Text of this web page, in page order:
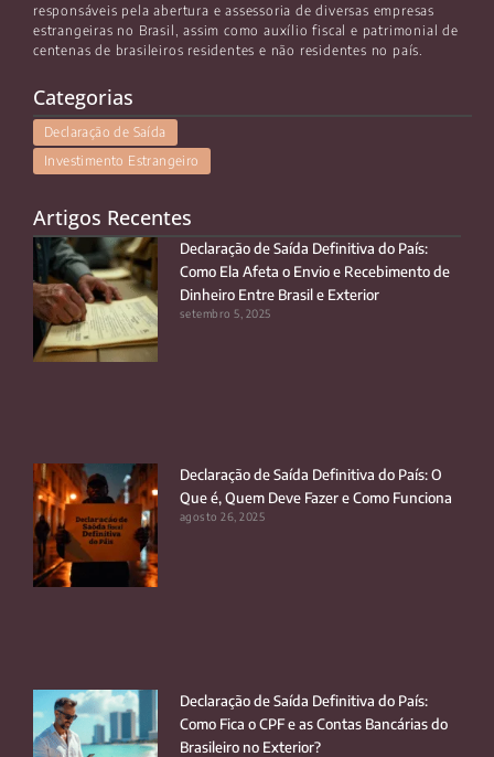
responsáveis pela abertura e assessoria de diversas empresas
estrangeiras no Brasil, assim como auxílio fiscal e patrimonial de
centenas de brasileiros residentes e não residentes no país.
Categorias
Declaração de Saída
Investimento Estrangeiro
Artigos Recentes
Declaração de Saída Definitiva do País:
Como Ela Afeta o Envio e Recebimento de
Dinheiro Entre Brasil e Exterior
setembro 5, 2025
Declaração de Saída Definitiva do País: O
Que é, Quem Deve Fazer e Como Funciona
agosto 26, 2025
Declaração de Saída Definitiva do País:
Como Fica o CPF e as Contas Bancárias do
Brasileiro no Exterior?